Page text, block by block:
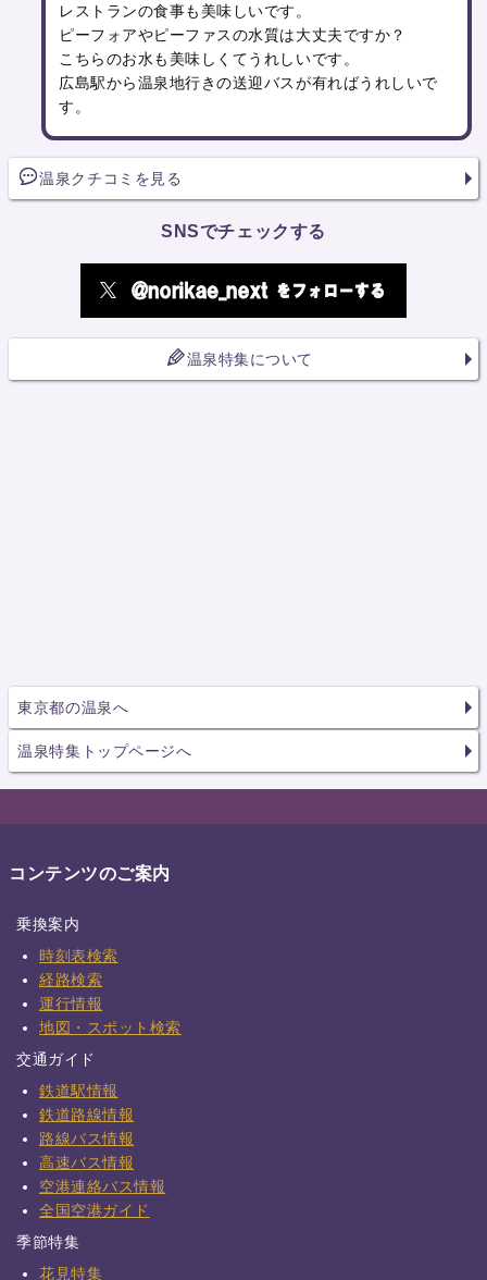
レストランの食事も美味しいです。
ピーフォアやピーファスの水質は大丈夫ですか？
こちらのお水も美味しくてうれしいです。
広島駅から温泉地行きの送迎バスが有ればうれしいで
す。
温泉クチコミを見る
SNSでチェックする
温泉特集について
東京都の温泉へ
温泉特集トップページへ
コンテンツのご案内
乗換案内
時刻表検索
経路検索
運行情報
地図・スポット検索
交通ガイド
鉄道駅情報
鉄道路線情報
路線バス情報
高速バス情報
空港連絡バス情報
全国空港ガイド
季節特集
花見特集